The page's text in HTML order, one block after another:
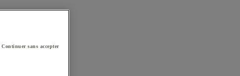
Continuer sans accepter